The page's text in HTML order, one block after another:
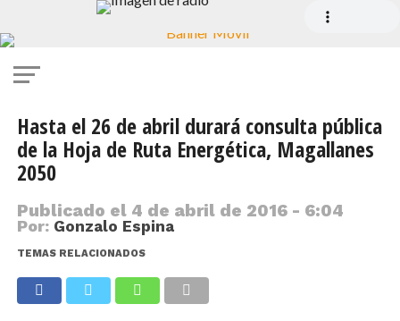
Hasta el 26 de abril durará consulta pública
de la Hoja de Ruta Energética, Magallanes
2050
Publicado el 4 de abril de 2016 - 6:04
Por: Gonzalo Espina
TEMAS RELACIONADOS